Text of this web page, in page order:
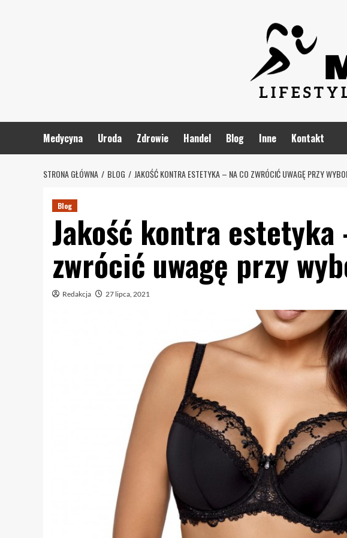
Medycyna Uroda Zdrowie Handel Blog Inne Kontakt
STRONA GŁÓWNA BLOG JAKOŚĆ KONTRA ESTETYKA – NA CO ZWRÓCIĆ UWAGĘ PRZY
Blog
Jakość kontra estetyka
zwrócić uwagę przy
Redakcja 27 lipca, 2021